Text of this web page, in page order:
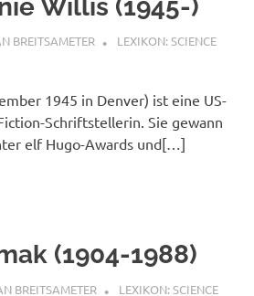
Willis (1945-)
BREITSAMETER
LEXIKON: SCIENCE
1945 in Denver) ist eine US-
Schriftstellerin. Sie gewann
elf Hugo-Awards und[…]
(1904-1988)
BREITSAMETER
LEXIKON: SCIENCE